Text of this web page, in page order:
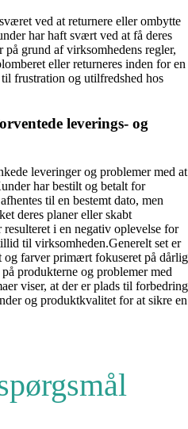
ved at returnere eller ombytte
har haft svært ved at få deres
grund af virksomhedens regler,
eller returneres inden for en
frustration og utilfredshed hos
leverings- og
leveringer og problemer med at
har bestilt og betalt for
til en bestemt dato, men
deres planer eller skabt
i en negativ oplevelse for
til virksomheden.Generelt set er
og farver primært fokuseret på dårlig
produkterne og problemer med
viser, at der er plads til forbedring
og produktkvalitet for at sikre en